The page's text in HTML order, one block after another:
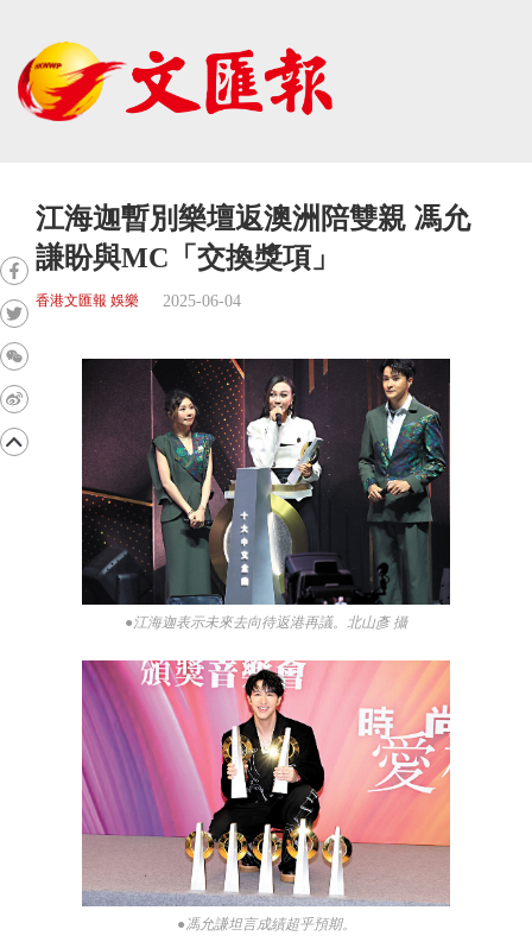
江海迦暫別樂壇返澳洲陪雙親 馮允
謙盼與MC「交換獎項」
香港文匯報 娛樂 2025-06-04
●江海迦表示未來去向待返港再議。北山彥 攝
●馮允謙坦言成績超乎預期。